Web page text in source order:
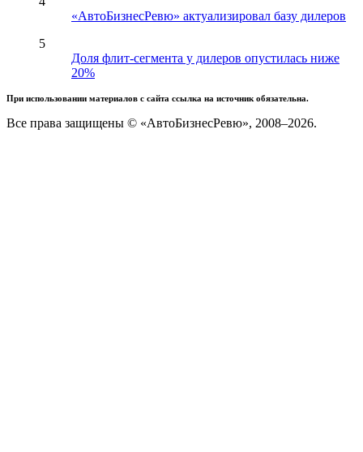
«АвтоБизнесРевю» актуализировал базу дилеров
5
Доля флит-сегмента у дилеров опустилась ниже
20%
При использовании материалов с сайта ссылка на источник обязательна.
Все права защищены © «АвтоБизнесРевю», 2008–2026.